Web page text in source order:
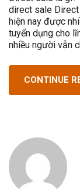
direct sale Direct
hiện nay được
tuyển dụng cho
nhiều người vẫn
CONTINUE